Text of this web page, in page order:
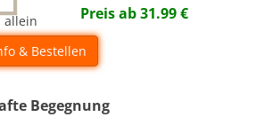
allein
Preis ab31.99€
& Bestellen
Begegnung